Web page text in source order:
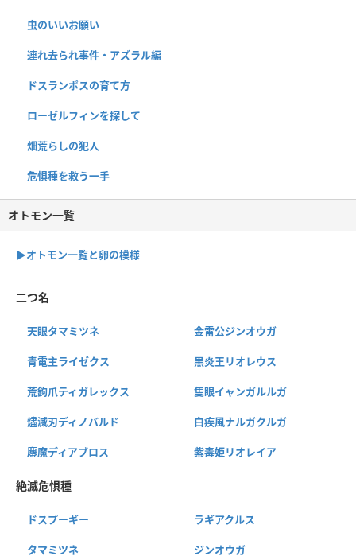
虫のいいお願い
連れ去られ事件・アズラル編
ドスランポスの育て方
ローゼルフィンを探して
畑荒らしの犯人
危惧種を救う一手
オトモン一覧
▶︎オトモン一覧と卵の模様
二つ名
天眼タマミツネ 金雷公ジンオウガ
青電主ライゼクス 黒炎王リオレウス
荒鉤爪ティガレックス 隻眼イャンガルルガ
燼滅刃ディノバルド 白疾風ナルガクルガ
鏖魔ディアブロス 紫毒姫リオレイア
絶滅危惧種
ドスプーギー ラギアクルス
タマミツネ ジンオウガ